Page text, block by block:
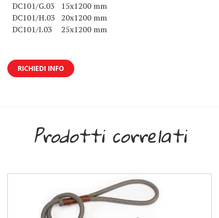
DC101/G.03
15x1200 mm
DC101/H.03
20x1200 mm
DC101/I.03
25x1200 mm
RICHIEDI INFO
Prodotti correlati